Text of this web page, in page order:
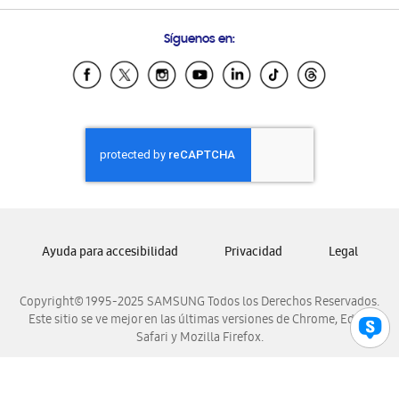
Samsung Ecuador
Samsung El Salvador
Samsung Honduras
Samsung Nicaragua
Samsung Panamá
Samsung Venezuela
Síguenos en:
Copyright© 1995-2025 SAMSUNG Todos los Derechos Reservados.
Este sitio se ve mejor en las últimas versiones de Chrome, Edge,
Safari y Mozilla Firefox.
Ayuda para accesibilidad Privacidad Legal